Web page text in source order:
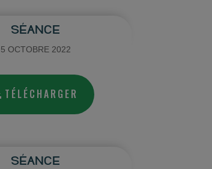
SÉANCE
5 OCTOBRE 2022
TÉLÉCHARGER
SÉANCE